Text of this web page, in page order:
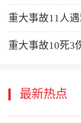
重大事故11人遇
重大事故10死3
最新热点